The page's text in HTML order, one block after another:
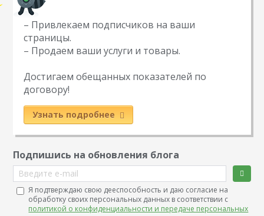
– Привлекаем подписчиков на ваши
страницы.
– Продаем ваши услуги и товары.
Достигаем обещанных показателей по
договору!
Узнать подробнее
Подпишись на обновления блога
Введите e-mail
Я подтверждаю свою дееспособность и даю согласие на
обработку своих персональных данных в соответствии с
политикой о конфиденциальности и передаче персональных